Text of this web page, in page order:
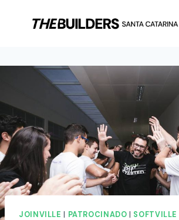
JOINVILLE PATROCINADO SOFTVILLE